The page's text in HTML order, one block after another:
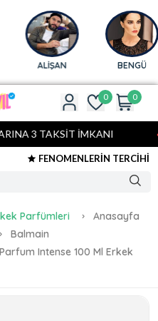
ALİŞAN BENGÜ
0 0
3 TAKSİT İMKANI
FENOMENLERİN TERCİHİ
Parfümleri
Anasayfa
Balmain
Intense 100 Ml Erkek